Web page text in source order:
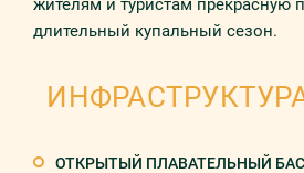
жителям и туристам прекрасную
длительный купальный сезон.
ОТКРЫТЫЙ ПЛАВАТЕЛЬНЫЙ